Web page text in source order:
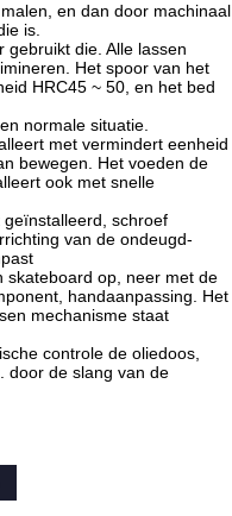
en dan door machinaal
is.
die. Alle lassen
Het spoor van het
HRC45 ~ 50, en het bed
normale situatie.
met vermindert eenheid
bewegen. Het voeden de
ook met snelle
geïnstalleerd, schroef
van de ondeugd-
skateboard op, neer met de
handaanpassing. Het
mechanisme staat
controle de oliedoos,
door de slang van de